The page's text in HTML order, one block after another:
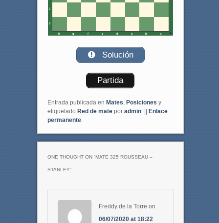
7
8
h g f e d c b a
Solución
Partida
Entrada publicada en Mates, Posiciones y
etiquetado Red de matepor admin. ||
Enlace
permanente.
ONE THOUGHT ON “MATE 325 ROUSSEAU –
STANLEY”
Freddy de la Torre on
06/07/2020 at 18:22